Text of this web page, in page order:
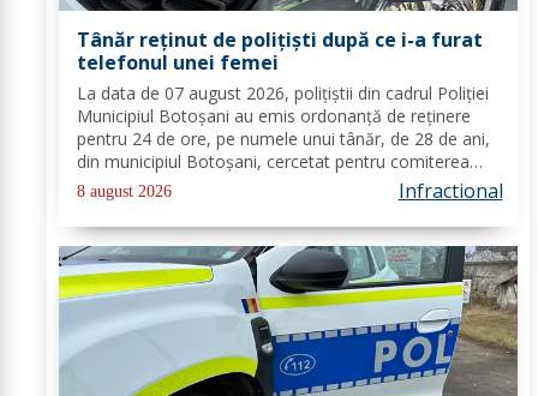
Tânăr reținut de polițiști după ce i-a furat
telefonul unei femei
La data de 07 august 2026, polițiștii din cadrul Poliției
Municipiul Botoșani au emis ordonanță de reținere
pentru 24 de ore, pe numele unui tânăr, de 28 de ani,
din municipiul Botoșani, cercetat pentru comiterea
infracțiunii de furt. În urma probatoriului administrat,
s-a stabilit faptul că, în...
8 august 2026 Infractional